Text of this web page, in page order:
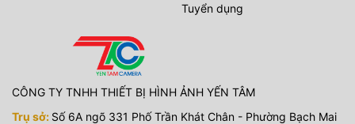
Tuyển dụng
CÔNG TY TNHH THIẾT BỊ HÌNH ẢNH YẾN TÂM
Trụ sở: Số 6A ngõ 331 Phố Trần Khát Chân - Phường Bạch Mai